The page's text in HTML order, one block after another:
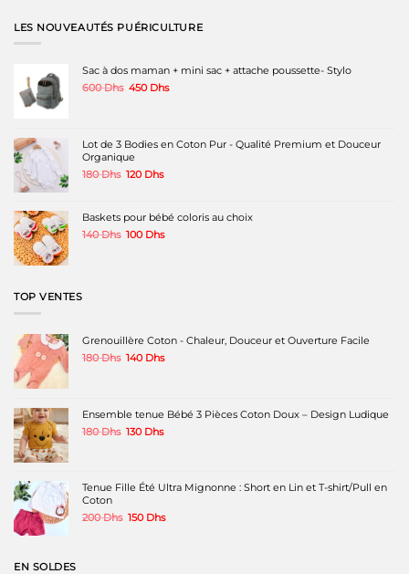
LES NOUVEAUTÉS PUÉRICULTURE
Sac à dos maman + mini sac + attache poussette- Stylo
600Dhs Le
600 Dhs.
450 DhsLe
450 Dhs.
Lot de 3 Bodies en Coton Pur - Qualité Premium et Douceur
Organique
180Dhs Le
était :
180 Dhs.
120 DhsLe
est :
120 Dhs.
Baskets pour bébé coloris au choix
140Dhs Le
100 DhsLe
TOP VENTES
Grenouillère Coton - Chaleur, Douceur et Ouverture Facile
180Dhs Le
140 DhsLe
140 Dhs.
Ensemble tenue Bébé 3 Pièces Coton Doux – Design Ludique
180Dhs Le
180 Dhs.
130 DhsLe
130 Dhs.
Tenue Fille Été Ultra Mignonne : Short en Lin et T-shirt/Pull en
Coton
200Dhs Le
150 DhsLe
EN SOLDES